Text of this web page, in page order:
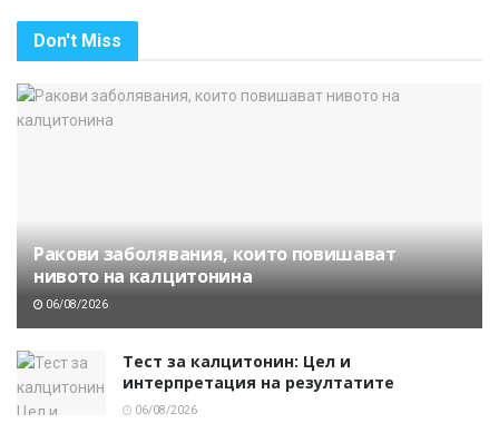
Don't Miss
Ракови заболявания, които повишават
нивото на калцитонина
06/08/2026
Тест за калцитонин: Цел и
интерпретация на резултатите
06/08/2026